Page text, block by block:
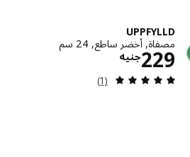
UPPFYLLD
مصفاة, أخضر ساطع, 24 سم
جنيه229 الاسعار جنيه 229
مراجعة: 5 من أصل 5 نجوم. إجمالي المراجعات:
(1)